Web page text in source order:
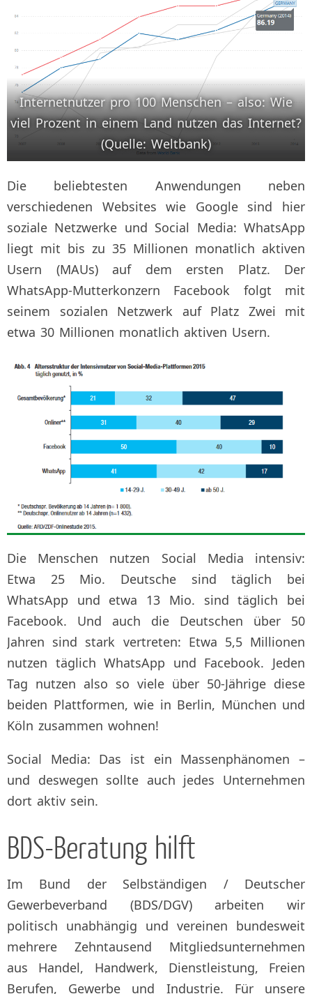
Internetnutzer pro 100 Menschen – also: Wie
viel Prozent in einem Land nutzen das Internet?
(Quelle: Weltbank)
Die beliebtesten Anwendungen neben
verschiedenen Websites wie Google sind hier
soziale Netzwerke und Social Media: WhatsApp
liegt mit bis zu 35 Millionen monatlich aktiven
Usern (MAUs) auf dem ersten Platz. Der
WhatsApp-Mutterkonzern Facebook folgt mit
seinem sozialen Netzwerk auf Platz Zwei mit
etwa 30 Millionen monatlich aktiven Usern.
Die Menschen nutzen Social Media intensiv:
Etwa 25 Mio. Deutsche sind täglich bei
WhatsApp und etwa 13 Mio. sind täglich bei
Facebook. Und auch die Deutschen über 50
Jahren sind stark vertreten: Etwa 5,5 Millionen
nutzen täglich WhatsApp und Facebook. Jeden
Tag nutzen also so viele über 50-Jährige diese
beiden Plattformen, wie in Berlin, München und
Köln zusammen wohnen!
Social Media: Das ist ein Massenphänomen –
und deswegen sollte auch jedes Unternehmen
dort aktiv sein.
BDS-Beratung hilft
Im Bund der Selbständigen / Deutscher
Gewerbeverband (BDS/DGV) arbeiten wir
politisch unabhängig und vereinen bundesweit
mehrere Zehntausend Mitgliedsunternehmen
aus Handel, Handwerk, Dienstleistung, Freien
Berufen, Gewerbe und Industrie. Für unsere